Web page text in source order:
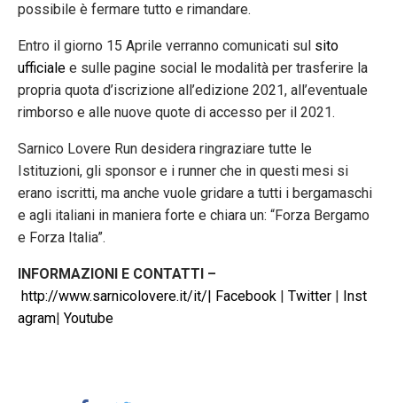
possibile è fermare tutto e rimandare.
Entro il giorno 15 Aprile verranno comunicati sul sito
ufficiale e sulle pagine social le modalità per trasferire la
propria quota d’iscrizione all’edizione 2021, all’eventuale
rimborso e alle nuove quote di accesso per il 2021.
Sarnico Lovere Run desidera ringraziare tutte le
Istituzioni, gli sponsor e i runner che in questi mesi si
erano iscritti, ma anche vuole gridare a tutti i bergamaschi
e agli italiani in maniera forte e chiara un: “Forza Bergamo
e Forza Italia”.
INFORMAZIONI E CONTATTI –
http://www.sarnicolovere.it/it/| Facebook | Twitter | Inst
agram| Youtube